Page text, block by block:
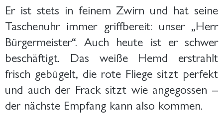
Er ist stets in feinem Zwirn und hat seine
Taschenuhr immer griffbereit: unser „Herr
Bürgermeister“. Auch heute ist er schwer
beschäftigt. Das weiße Hemd erstrahlt
frisch gebügelt, die rote Fliege sitzt perfekt
und auch der Frack sitzt wie angegossen –
der nächste Empfang kann also kommen.